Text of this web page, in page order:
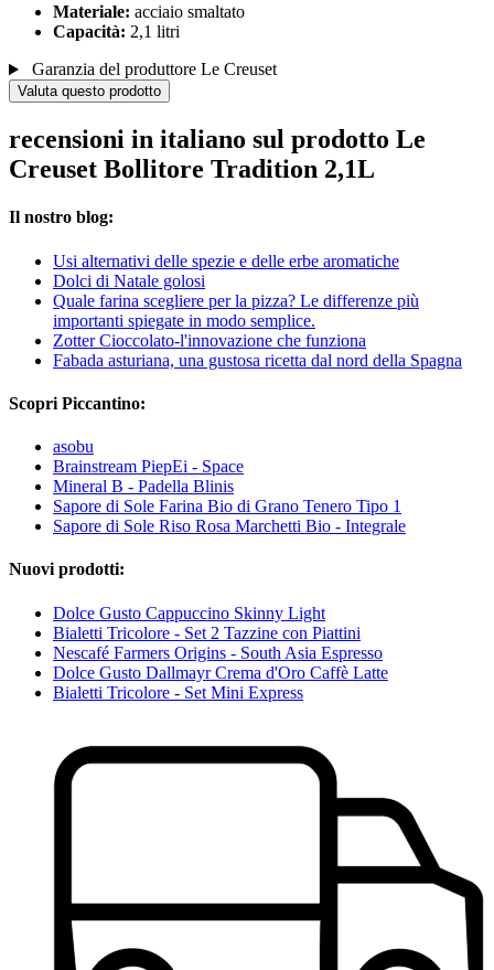
Materiale: acciaio smaltato
Capacità: 2,1 litri
Garanzia del produttore Le Creuset
Valuta questo prodotto
recensioni in italiano sul prodotto Le
Creuset Bollitore Tradition 2,1L
Il nostro blog:
Usi alternativi delle spezie e delle erbe aromatiche
Dolci di Natale golosi
Quale farina scegliere per la pizza? Le differenze più
importanti spiegate in modo semplice.
Zotter Cioccolato-l'innovazione che funziona
Fabada asturiana, una gustosa ricetta dal nord della Spagna
Scopri Piccantino:
asobu
Brainstream PiepEi - Space
Mineral B - Padella Blinis
Sapore di Sole Farina Bio di Grano Tenero Tipo 1
Sapore di Sole Riso Rosa Marchetti Bio - Integrale
Nuovi prodotti:
Dolce Gusto Cappuccino Skinny Light
Bialetti Tricolore - Set 2 Tazzine con Piattini
Nescafé Farmers Origins - South Asia Espresso
Dolce Gusto Dallmayr Crema d'Oro Caffè Latte
Bialetti Tricolore - Set Mini Express